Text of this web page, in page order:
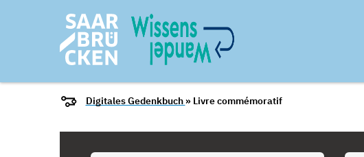
Digitales Gedenkbuch » Livre commémoratif